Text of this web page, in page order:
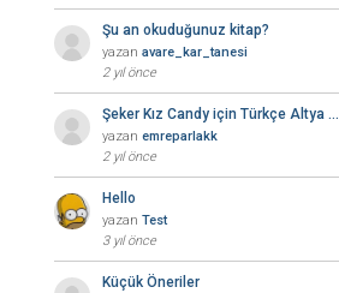
Şu an okuduğunuz kitap?
yazan avare_kar_tanesi
2 yıl önce
Şeker Kız Candy için Türkçe Altya …
yazan emreparlakk
2 yıl önce
Hello
yazan Test
3 yıl önce
Küçük Öneriler